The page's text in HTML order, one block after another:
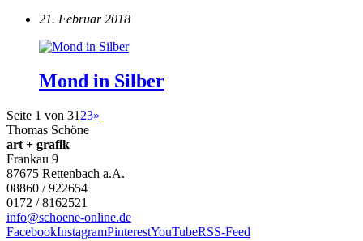
21. Februar 2018
Mond in Silber
Seite 1 von 31 23»
Thomas Schöne
art + grafik
Frankau 9
87675 Rettenbach a.A.
08860 / 922654
0172 / 8162521
info@schoene-online.de
FacebookInstagramPinterestYouTubeRSS-Feed